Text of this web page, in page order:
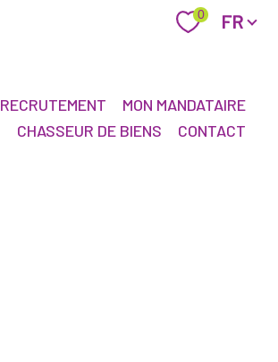
0 Langue
FR
RECRUTEMENT
MON MANDATAIRE
CHASSEUR DE BIENS
CONTACT